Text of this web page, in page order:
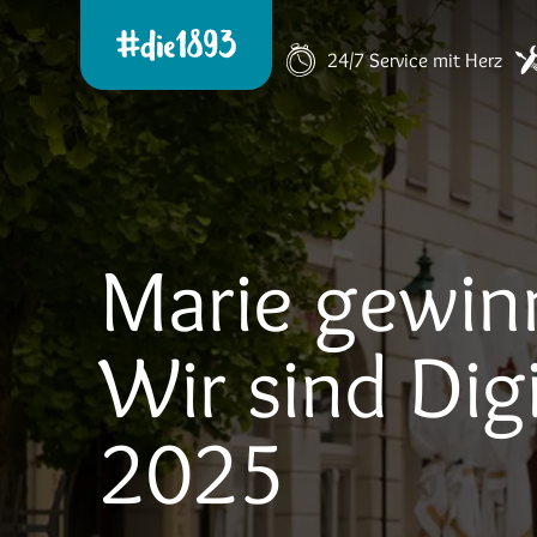
24/7 Service mit Herz
Marie
Wir sind
2025